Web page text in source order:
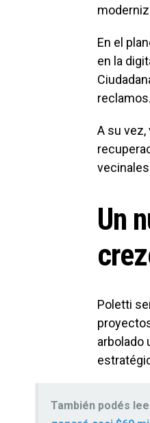
En el
en la
reclamos.
A su vez,
Un
Poletti
arbolado
También podés